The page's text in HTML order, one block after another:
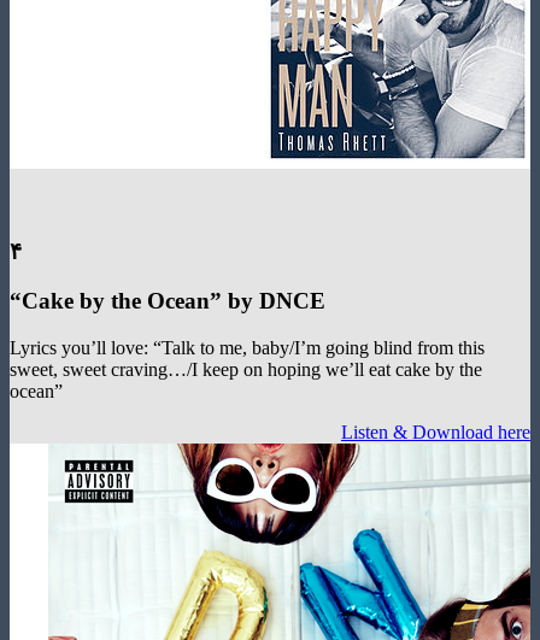
“Cake by the Ocean ”by DNCE
Lyrics you’ll love: “Talk to me, baby/I’m going blind from this
sweet, sweet craving…/I keep on hoping we’ll eat cake by the
ocean”
Listen &